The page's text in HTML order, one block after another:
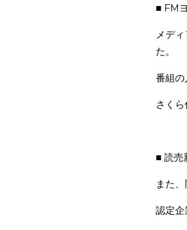
■ FM
メデ
た。
番組の
さく
■ 読売
また
認定企